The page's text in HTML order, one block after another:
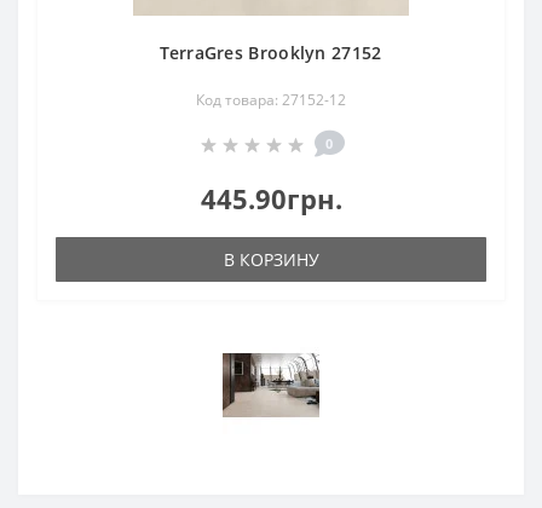
TerraGres Brooklyn 27152
Код товара: 27152-12
0
445.90грн.
В КОРЗИНУ